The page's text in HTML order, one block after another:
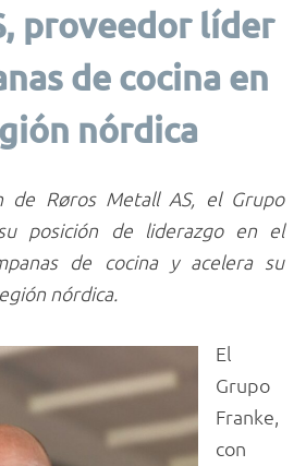
proveedor líder
de cocina en
nórdica
de Røros Metall AS, el Grupo
posición de liderazgo en el
de cocina y acelera su
nórdica.
El
Grupo
Franke,
con